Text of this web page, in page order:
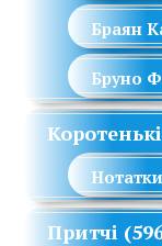
Браян
Бруно
Коротенькі
Нотатки
Притчі